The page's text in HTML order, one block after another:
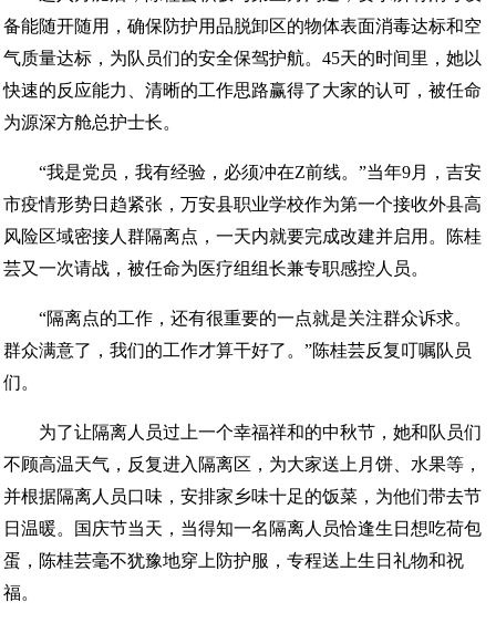
备能随开随用，确保防护用品脱卸区的物体表面消毒达标和空
气质量达标，为队员们的安全保驾护航。45天的时间里，她以
快速的反应能力、清晰的工作思路赢得了大家的认可，被任命
为源深方舱总护士长。
“我是党员，我有经验，必须冲在Z前线。”当年9月，吉安
市疫情形势日趋紧张，万安县职业学校作为第一个接收外县高
风险区域密接人群隔离点，一天内就要完成改建并启用。陈桂
芸又一次请战，被任命为医疗组组长兼专职感控人员。
“隔离点的工作，还有很重要的一点就是关注群众诉求。
群众满意了，我们的工作才算干好了。”陈桂芸反复叮嘱队员
们。
为了让隔离人员过上一个幸福祥和的中秋节，她和队员们
不顾高温天气，反复进入隔离区，为大家送上月饼、水果等，
并根据隔离人员口味，安排家乡味十足的饭菜，为他们带去节
日温暖。国庆节当天，当得知一名隔离人员恰逢生日想吃荷包
蛋，陈桂芸毫不犹豫地穿上防护服，专程送上生日礼物和祝
福。